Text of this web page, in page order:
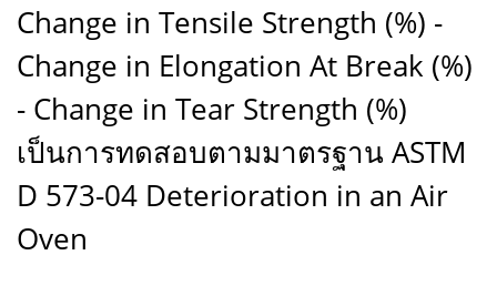
Change in Tensile Strength (%) -
Change in Elongation At Break (%)
- Change in Tear Strength (%)
เป็นการทดสอบตามมาตรฐาน ASTM
D 573-04 Deterioration in an Air
Oven